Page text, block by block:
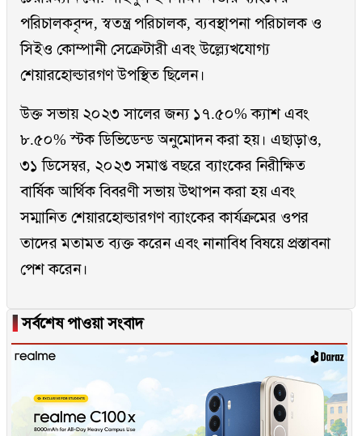
পরিচালকবৃন্দ, স্বতন্ত্র পরিচালক, ব্যবস্থাপনা পরিচালক ও
সিইও কোম্পানী সেক্রেটারী এবং উল্ল্যেখযোগ্য
শেয়ারহোল্ডারগণ উপস্থিত ছিলেন।
উক্ত সভায় ২০২৩ সালের জন্য ১৭.৫০% ক্যাশ এবং
৮.৫০% স্টক ডিভিডেন্ড অনুমোদন করা হয়। এছাড়াও,
৩১ ডিসেম্বর, ২০২৩ সমাপ্ত বছরে ব্যাংকের নিরীক্ষিত
বার্ষিক আর্থিক বিবরণী সভায় উত্থাপন করা হয় এবং
সম্মানিত শেয়ারহোল্ডারগণ ব্যাংকের কার্যক্রমের ওপর
তাদের মতামত ব্যক্ত করেন এবং নানাবিধ বিষয়ে প্রস্তাবনা
পেশ করেন।
▐সর্বশেষ পাওয়া সংবাদ